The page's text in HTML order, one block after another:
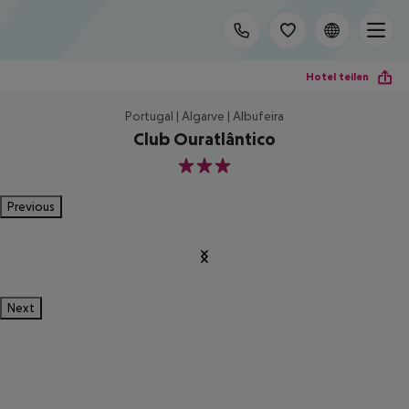
Hotel teilen
Portugal | Algarve | Albufeira
Club Ouratlântico
3
Previous
Next